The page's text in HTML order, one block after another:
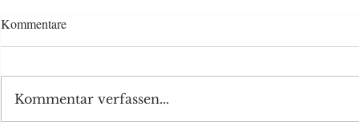
Kommentare
Kommentar verfassen...